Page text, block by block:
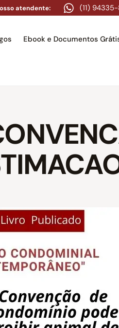
atendente: (11)
Ebook e Documentos